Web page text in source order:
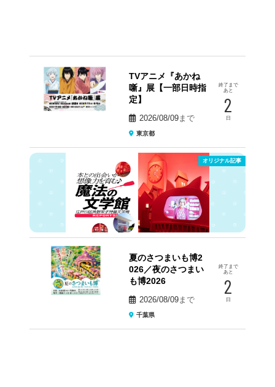
TVアニメ『あかね
噺』展【一部日時指
定】
2026/08/09まで
東京都
終了まで
あと
2
日
オリジナル記事
夏のさつまいも博2
026／夜のさつまい
も博2026
2026/08/09まで
千葉県
終了まで
あと
2
日